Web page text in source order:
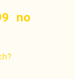
no